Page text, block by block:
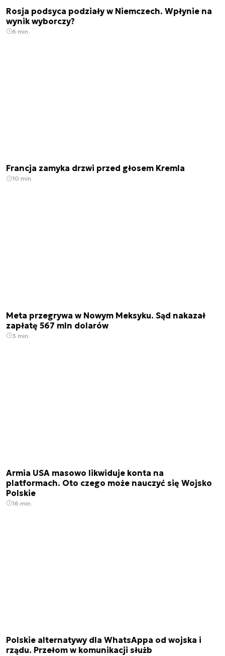
Rosja podsyca podziały w Niemczech. Wpłynie na
wynik wyborczy?
6 min.
Francja zamyka drzwi przed głosem Kremla
10 min.
Meta przegrywa w Nowym Meksyku. Sąd nakazał
zapłatę 567 mln dolarów
3 min.
Armia USA masowo likwiduje konta na
platformach. Oto czego może nauczyć się Wojsko
Polskie
16 min.
Polskie alternatywy dla WhatsAppa od wojska i
rządu. Przełom w komunikacji służb